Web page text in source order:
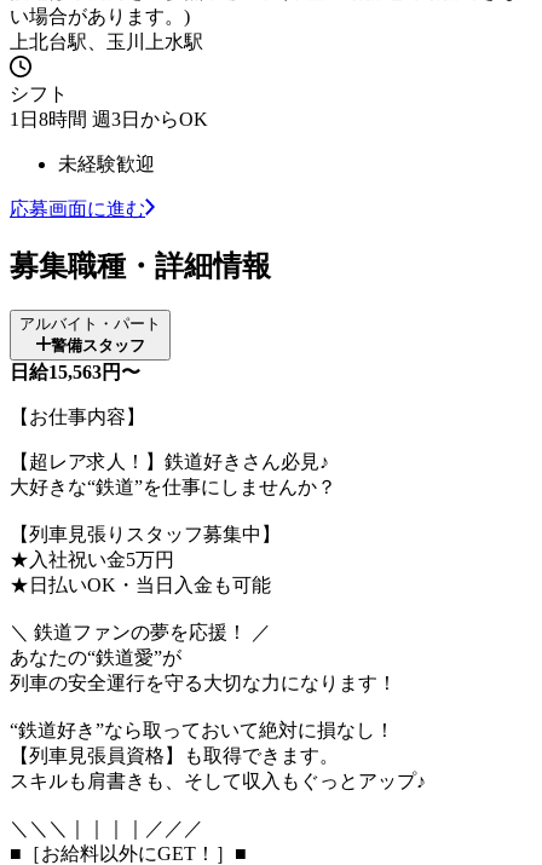
い場合があります。)
上北台駅、玉川上水駅
シフト
1日8時間 週3日からOK
未経験歓迎
応募画面に進む
募集職種・詳細情報
アルバイト・パート
警備スタッフ
日給15,563円〜
【お仕事内容】
【超レア求人！】鉄道好きさん必見♪
大好きな“鉄道”を仕事にしませんか？
【列車見張りスタッフ募集中】
★入社祝い金5万円
★日払いOK・当日入金も可能
＼ 鉄道ファンの夢を応援！ ／
あなたの“鉄道愛”が
列車の安全運行を守る大切な力になります！
“鉄道好き”なら取っておいて絶対に損なし！
【列車見張員資格】も取得できます。
スキルも肩書きも、そして収入もぐっとアップ♪
＼＼＼｜｜｜｜／／／
■［お給料以外にGET！］■